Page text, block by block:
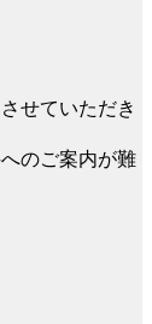
せていただき
のご案内が難